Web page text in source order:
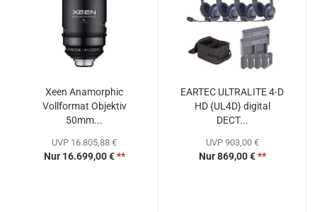
Xeen Anamorphic
Vollformat Objektiv
50mm...
UVP 16.805,88 €
Nur 16.699,00 €**
EARTEC ULTRALITE 4-D
HD {UL4D} digital
DECT...
UVP 903,00 €
Nur 869,00 €**